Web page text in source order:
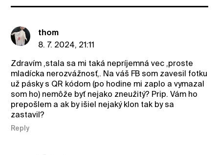
thom
8. 7. 2024, 21:11
Zdravím ,stala sa mi taká nepríjemná vec ,proste
mladícka nerozvážnosť,. Na váš FB som zavesil fotku
už pásky s QR kódom (po hodine mi zaplo a vymazal
som ho) nemôže byť nejako zneužitý? Prip. Vám ho
prepošlem a ak by išiel nejaký klon tak by sa
zastavil?
Reply